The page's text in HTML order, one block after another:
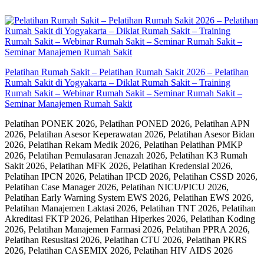
to
content
Pelatihan Rumah Sakit – Pelatihan Rumah Sakit 2026 – Pelatihan
Rumah Sakit di Yogyakarta – Diklat Rumah Sakit – Training
Rumah Sakit – Webinar Rumah Sakit – Seminar Rumah Sakit –
Seminar Manajemen Rumah Sakit
Pelatihan PONEK 2026, Pelatihan PONED 2026, Pelatihan APN
2026, Pelatihan Asesor Keperawatan 2026, Pelatihan Asesor Bidan
2026, Pelatihan Rekam Medik 2026, Pelatihan Pelatihan PMKP
2026, Pelatihan Pemulasaran Jenazah 2026, Pelatihan K3 Rumah
Sakit 2026, Pelatihan MFK 2026, Pelatihan Kredensial 2026,
Pelatihan IPCN 2026, Pelatihan IPCD 2026, Pelatihan CSSD 2026,
Pelatihan Case Manager 2026, Pelatihan NICU/PICU 2026,
Pelatihan Early Warning System EWS 2026, Pelatihan EWS 2026,
Pelatihan Manajemen Laktasi 2026, Pelatihan TNT 2026, Pelatihan
Akreditasi FKTP 2026, Pelatihan Hiperkes 2026, Pelatihan Koding
2026, Pelatihan Manajemen Farmasi 2026, Pelatihan PPRA 2026,
Pelatihan Resusitasi 2026, Pelatihan CTU 2026, Pelatihan PKRS
2026, Pelatihan CASEMIX 2026, Pelatihan HIV AIDS 2026